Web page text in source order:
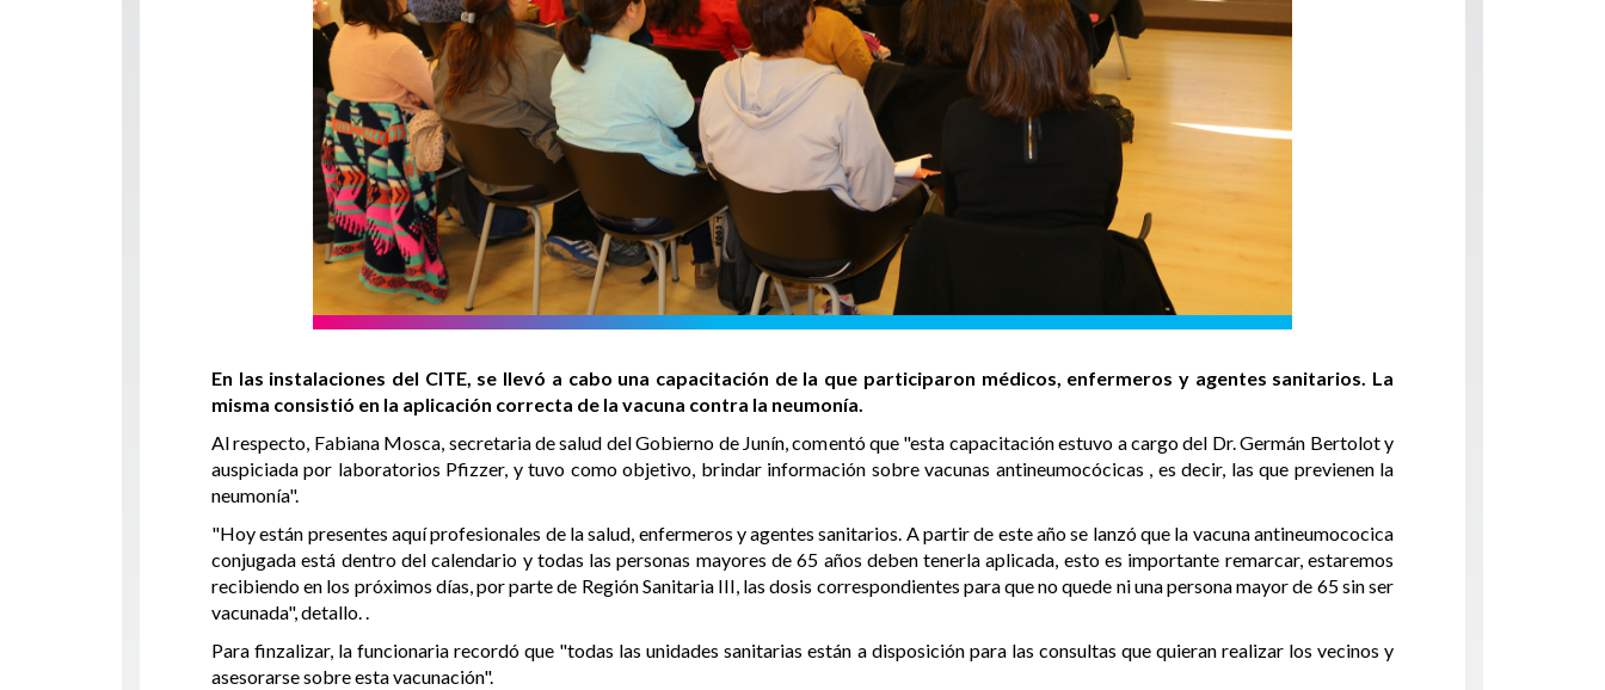
En las instalaciones del CITE, se llevó a cabo una capacitación de la que participaron médicos, enfermeros y agentes sanitarios. La
misma consistió en la aplicación correcta de la vacuna contra la neumonía.
Al respecto, Fabiana Mosca, secretaria de salud del Gobierno de Junín, comentó que "esta capacitación estuvo a cargo del Dr. Germán Bertolot y
auspiciada por laboratorios Pfizzer, y tuvo como objetivo, brindar información sobre vacunas antineumocócicas , es decir, las que previenen la
neumonía".
"Hoy están presentes aquí profesionales de la salud, enfermeros y agentes sanitarios. A partir de este año se lanzó que la vacuna antineumococica
conjugada está dentro del calendario y todas las personas mayores de 65 años deben tenerla aplicada, esto es importante remarcar, estaremos
recibiendo en los próximos días, por parte de Región Sanitaria III, las dosis correspondientes para que no quede ni una persona mayor de 65 sin ser
vacunada", detallo. .
Para finzalizar, la funcionaria recordó que "todas las unidades sanitarias están a disposición para las consultas que quieran realizar los vecinos y
asesorarse sobre esta vacunación".